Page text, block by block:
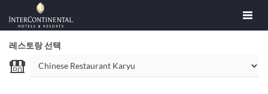
레스토랑 선택